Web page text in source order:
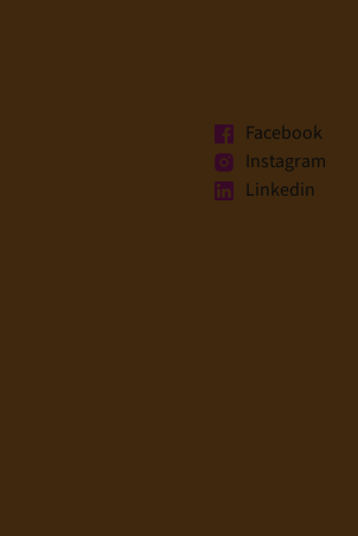
Facebook
Instagram
Linkedin